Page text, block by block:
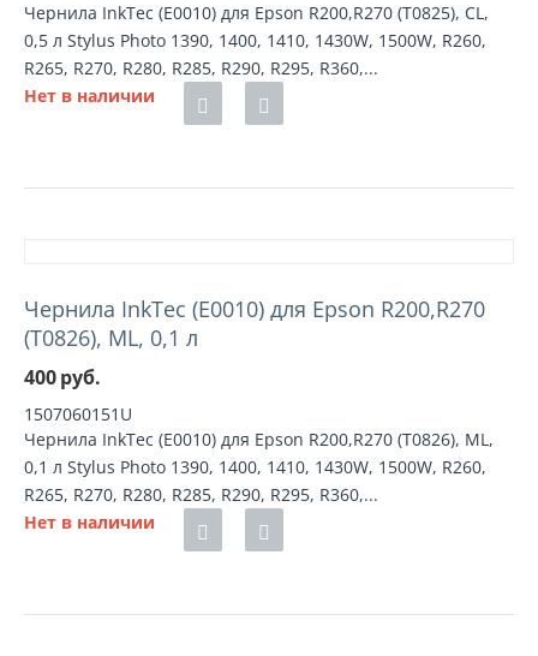
Чернила InkTec (E0010) для Epson R200,R270 (T0825), CL,
0,5 л Stylus Photo 1390, 1400, 1410, 1430W, 1500W, R260,
R265, R270, R280, R285, R290, R295, R360,...
Нет в наличии
Чернила InkTec (E0010) для Epson R200,R270
(T0826), ML, 0,1 л
400руб.
1507060151U
Чернила InkTec (E0010) для Epson R200,R270 (T0826), ML,
0,1 л Stylus Photo 1390, 1400, 1410, 1430W, 1500W, R260,
R265, R270, R280, R285, R290, R295, R360,...
Нет в наличии